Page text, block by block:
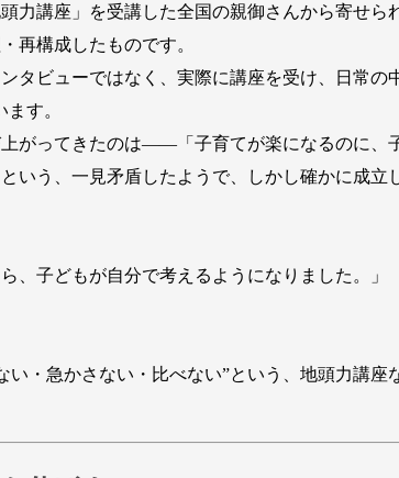
力講座」を受講した全国の親御さんから寄せら
再構成したものです。
タビューではなく、実際に講座を受け、日常の
す。
がってきたのは――「子育てが楽になるのに、
いう、一見矛盾したようで、しかし確かに成立
、子どもが自分で考えるようになりました。」
・急かさない・比べない”という、地頭力講座